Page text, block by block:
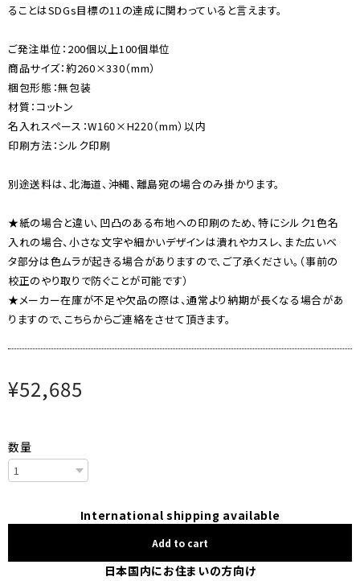
ることはSDGs目標の11の達成に関わっていると言えます。
ご発注単位：200個以上100個単位
商品サイズ：約260×330（mm）
梱包形態：無包装
材質：コットン
名入れスペース：W160×H220（mm）以内
印刷方法：シルク印刷
別途送料は、北海道、沖縄、離島宛の場合のみ掛かります。
★紙の場合と違い、凹凸のある布地への印刷のため、特にシルク1色名
入れの場合、小さな文字や細かいデザインは潰れやカスレ、また広いベ
タ部分は色ムラが起きる場合がありますので、ご了承ください。（事前の
校正のやり取りで防ぐことが可能です）
★メーカー在庫が不足や欠品の際は、通常より納期が長くなる場合があ
りますので、こちらからご連絡をさせて頂きます。
¥52,685
数量
International shipping available
Add to cart
日本国内にお住まいの方向け